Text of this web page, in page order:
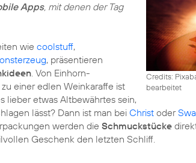
Credits:
bearbeitet
Apps, mit denen der Tag
wie coolstuff,
, präsentieren
. Von Einhorn-
einer edlen Weinkaraffe ist
lieber etwas Altbewährtes sein,
lässt? Dann ist man bei Christ oder
werden die Schmuckstücke
Geschenk den letzten Schliff.